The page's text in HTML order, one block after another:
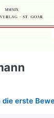
die erste